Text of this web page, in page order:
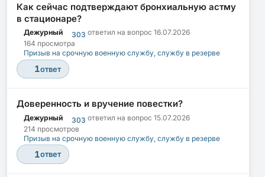
Как сейчас подтверждают бронхиальную астму
в стационаре?
Дежурный 303 ответил на вопрос 16.07.2026
164 просмотра
Призыв на срочную военную службу, службу в резерве
1ответ
Доверенность и вручение повестки?
Дежурный 303 ответил на вопрос 15.07.2026
214 просмотров
Призыв на срочную военную службу, службу в резерве
1ответ